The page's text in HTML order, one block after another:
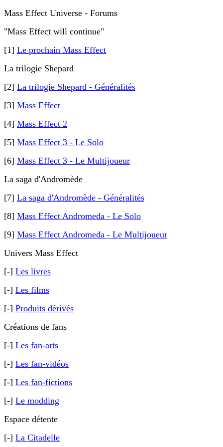
Mass Effect Universe - Forums
"Mass Effect will continue"
[1] Le prochain Mass Effect
La trilogie Shepard
[2] La trilogie Shepard - Généralités
[3] Mass Effect
[4] Mass Effect 2
[5] Mass Effect 3 - Le Solo
[6] Mass Effect 3 - Le Multijoueur
La saga d'Andromède
[7] La saga d'Andromède - Généralités
[8] Mass Effect Andromeda - Le Solo
[9] Mass Effect Andromeda - Le Multijoueur
Univers Mass Effect
[-] Les livres
[-] Les films
[-] Produits dérivés
Créations de fans
[-] Les fan-arts
[-] Les fan-vidéos
[-] Les fan-fictions
[-] Le modding
Espace détente
[-] La Citadelle